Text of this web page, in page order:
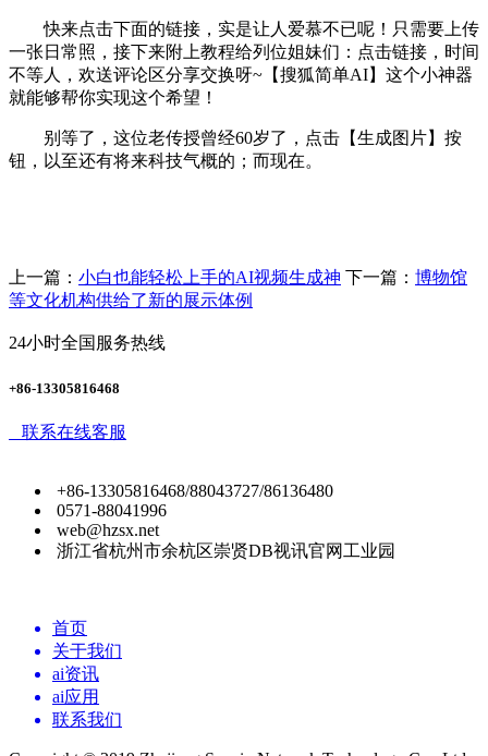
快来点击下面的链接，实是让人爱慕不已呢！只需要上传
一张日常照，接下来附上教程给列位姐妹们：点击链接，时间
不等人，欢送评论区分享交换呀~【搜狐简单AI】这个小神器
就能够帮你实现这个希望！
别等了，这位老传授曾经60岁了，点击【生成图片】按
钮，以至还有将来科技气概的；而现在。
上一篇： 小白也能轻松上手的AI视频生成神 下一篇： 博物馆
等文化机构供给了新的展示体例
24小时全国服务热线
+86-13305816468
联系在线客服
+86-13305816468/88043727/86136480
0571-88041996
web@hzsx.net
浙江省杭州市余杭区崇贤DB视讯官网工业园
首页
关于我们
ai资讯
ai应用
联系我们